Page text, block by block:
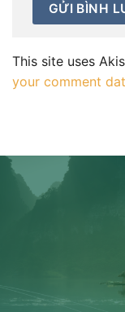
This site uses
your comment